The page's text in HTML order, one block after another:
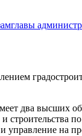
два высших
строительства
управление на